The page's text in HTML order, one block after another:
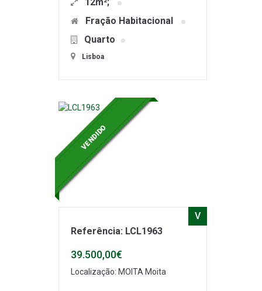
Fração Habitacional
Quarto
Lisboa
VENDIDO
V
Referência: LCL1963
39.500,00€
Localização: MOITA Moita